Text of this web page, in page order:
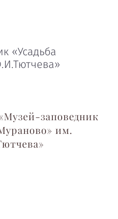
«Усадьба
заповедник
им.